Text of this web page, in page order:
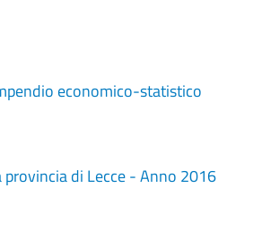
economico-statistico
di Lecce - Anno 2016